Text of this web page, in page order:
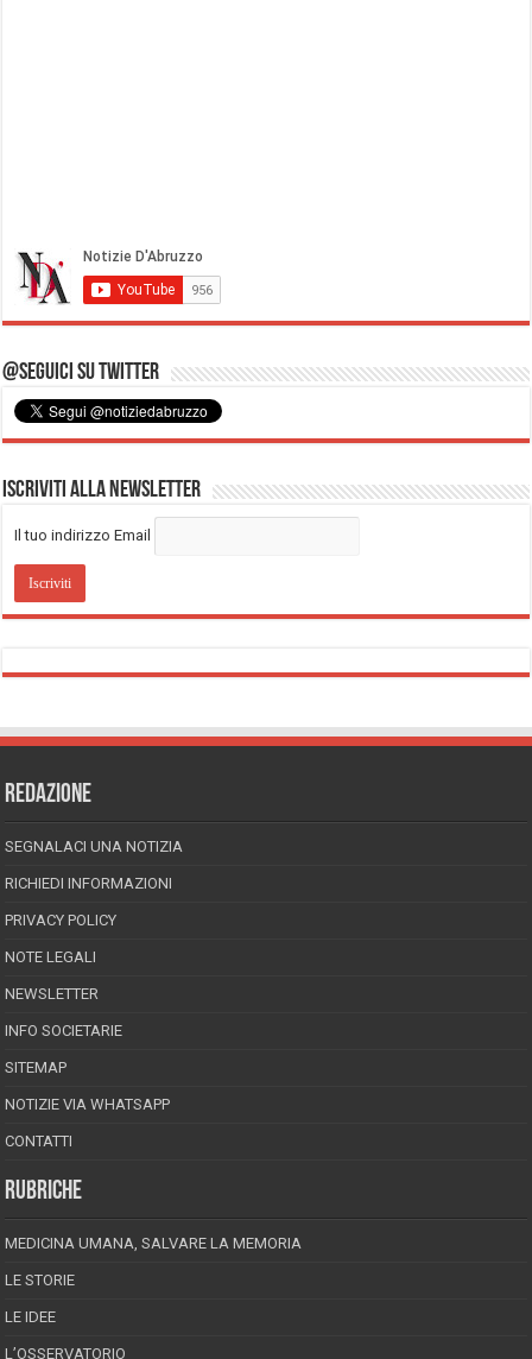
@Seguici su Twitter
Iscriviti alla Newsletter
Il tuo indirizzo Email
REDAZIONE
SEGNALACI UNA NOTIZIA
RICHIEDI INFORMAZIONI
PRIVACY POLICY
NOTE LEGALI
NEWSLETTER
INFO SOCIETARIE
SITEMAP
NOTIZIE VIA WHATSAPP
CONTATTI
RUBRICHE
MEDICINA UMANA, SALVARE LA MEMORIA
LE STORIE
LE IDEE
L’OSSERVATORIO